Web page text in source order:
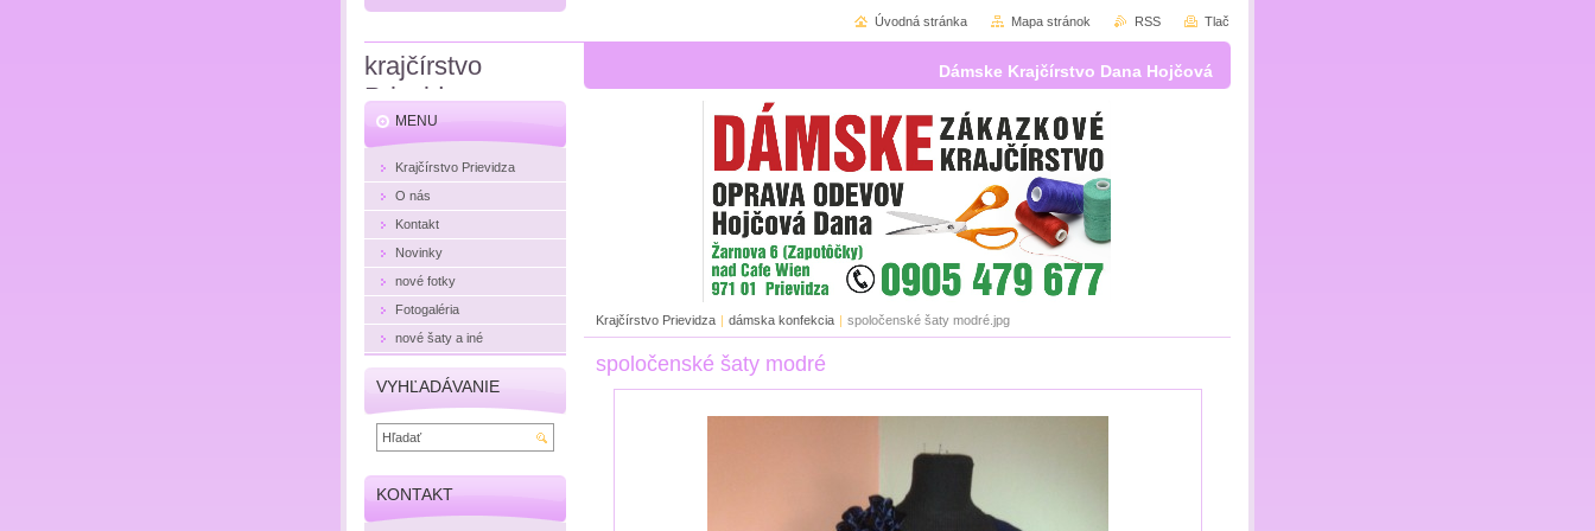
krajčírstvo
Prievidza
Hojčová
Dámske Krajčírstvo Dana Hojčová
Krajčírstvo Prievidza | dámska konfekcia | spoločenské šaty modré.jpg
spoločenské šaty modré
MENU
Krajčírstvo Prievidza
O nás
Kontakt
Novinky
nové fotky
Fotogaléria
nové šaty a iné
VYHĽADÁVANIE
KONTAKT
Úvodná stránka Mapa stránok RSS Tlač